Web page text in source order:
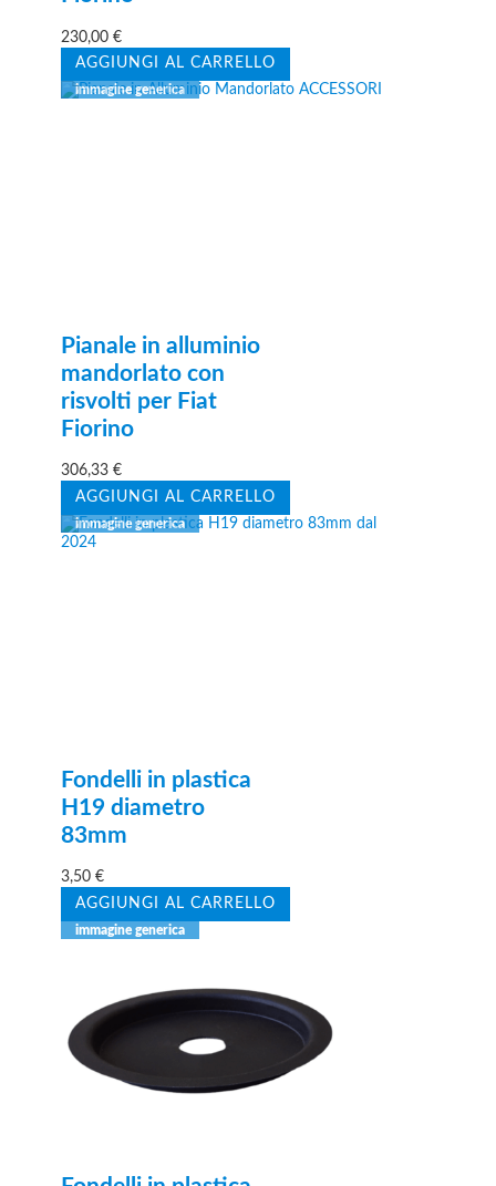
230,00€
AGGIUNGI AL CARRELLO
Pianale in alluminio
mandorlato con
risvolti per Fiat
Fiorino
306,33€
AGGIUNGI AL CARRELLO
Fondelli in plastica
H19 diametro
83mm
3,50€
AGGIUNGI AL CARRELLO